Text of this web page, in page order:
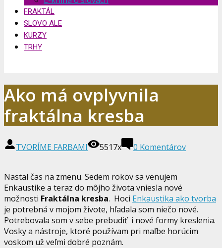
FRAKTÁL
SLOVO ALE
KURZY
TRHY
Ako má ovplyvnila
fraktálna kresba
TVORÍME FARBAMI 5517x 0 Komentárov
Nastal čas na zmenu. Sedem rokov sa venujem
Enkaustike a teraz do môjho života vniesla nové
možnosti Fraktálna kresba. Hoci Enkaustika ako tvorba
je potrebná v mojom živote, hľadala som niečo nové.
Potrebovala som v sebe prebudiť i nové formy kreslenia.
Vosky a nástroje, ktoré používam pri maľbe horúcim
voskom už veľmi dobré poznám.